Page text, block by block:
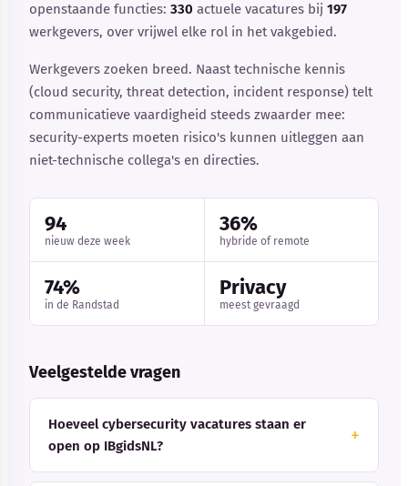
openstaande functies: 330 actuele vacatures bij 197
werkgevers, over vrijwel elke rol in het vakgebied.
Werkgevers zoeken breed. Naast technische kennis
(cloud security, threat detection, incident response) telt
communicatieve vaardigheid steeds zwaarder mee:
security-experts moeten risico's kunnen uitleggen aan
niet-technische collega's en directies.
94
nieuw deze week
36%
hybride of remote
74%
in de Randstad
Privacy
meest gevraagd
Veelgestelde vragen
Hoeveel cybersecurity vacatures staan er
open op IBgidsNL?